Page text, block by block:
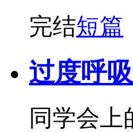
完结短篇
过度呼吸
同学会